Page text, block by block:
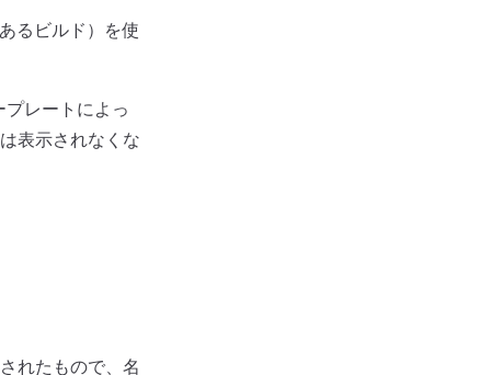
るビルド）を使
レートによっ
表示されなくな
れたもので、名